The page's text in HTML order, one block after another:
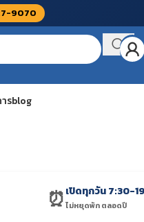
9070
📞 โทรสั่งสินค้า
รblog
⏰เปิดทุกวัน 7:30-
ไม่หยุดพัก ตลอดปี